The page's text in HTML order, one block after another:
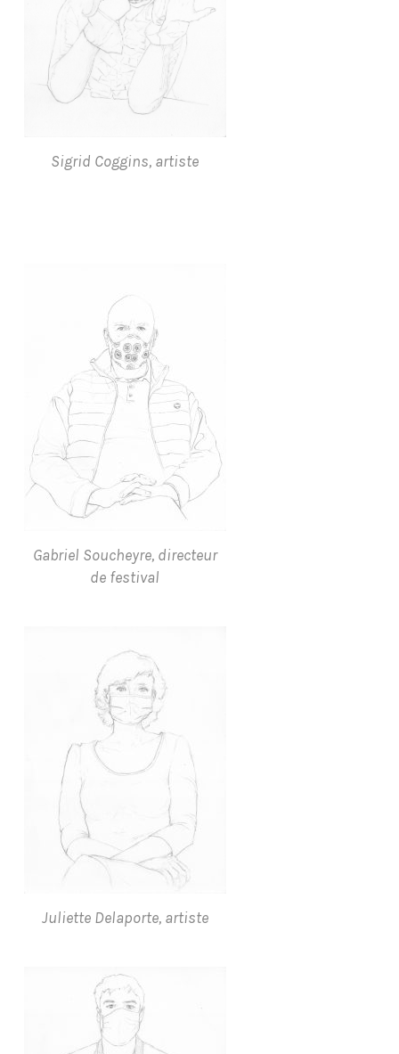
Sigrid Coggins, artiste
Gabriel Soucheyre, directeur
de festival
Juliette Delaporte, artiste